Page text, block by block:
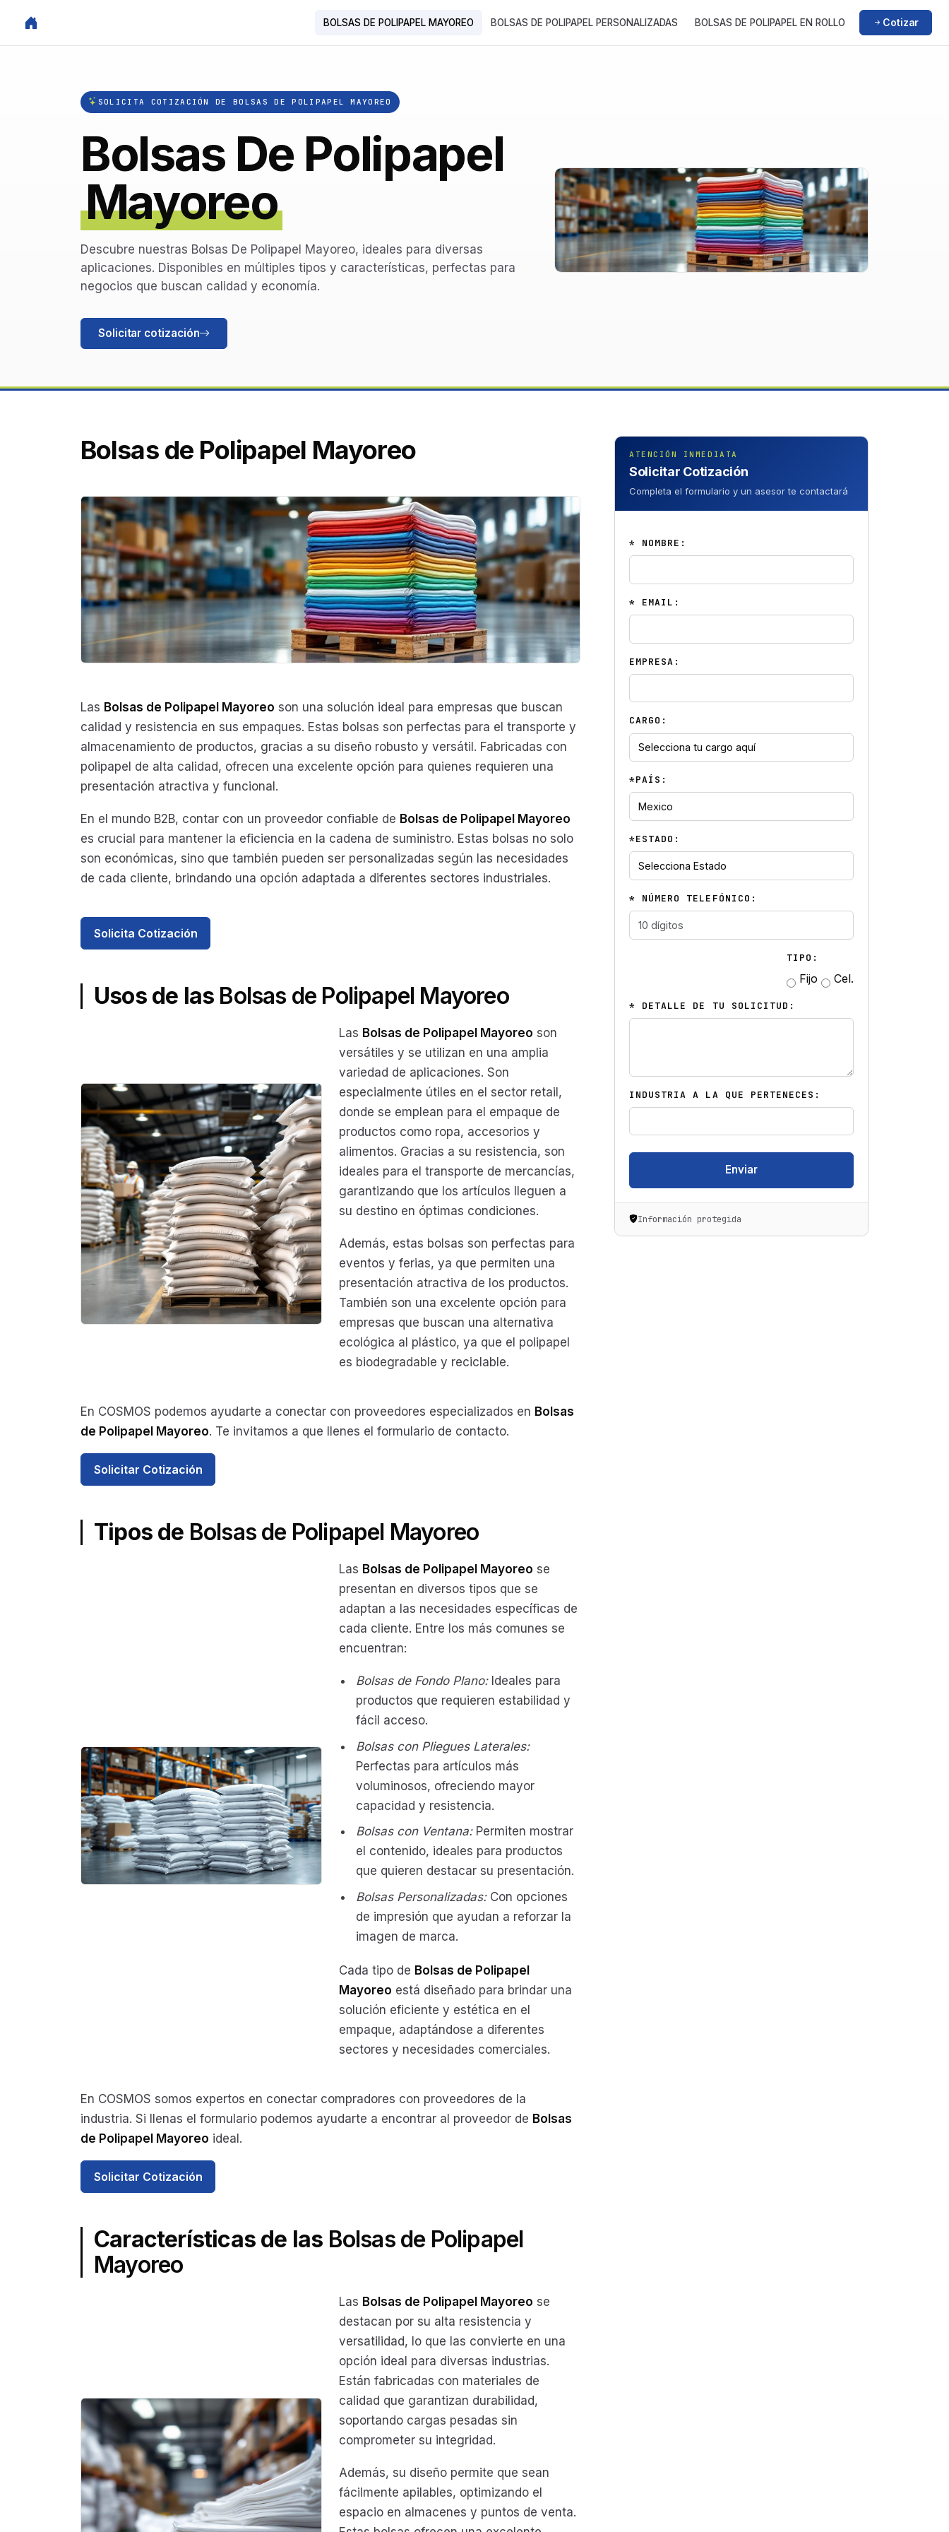
BOLSAS DE POLIPAPEL MAYOREO BOLSAS DE POLIPAPEL PERSONALIZADAS BOLSAS DE POLIPAPEL EN ROLLO Cotizar
SOLICITA COTIZACIÓN DE BOLSAS DE POLIPAPEL MAYOREO
Bolsas De Polipapel
Mayoreo
Descubre nuestras Bolsas De Polipapel Mayoreo, ideales para diversas
aplicaciones. Disponibles en múltiples tipos y características, perfectas para
negocios que buscan calidad y economía.
Solicitar cotización
Bolsas de Polipapel Mayoreo
Las Bolsas de Polipapel Mayoreo son una solución ideal para empresas que buscan
calidad y resistencia en sus empaques. Estas bolsas son perfectas para el transporte y
almacenamiento de productos, gracias a su diseño robusto y versátil. Fabricadas con
polipapel de alta calidad, ofrecen una excelente opción para quienes requieren una
presentación atractiva y funcional.
En el mundo B2B, contar con un proveedor confiable de Bolsas de Polipapel Mayoreo
es crucial para mantener la eficiencia en la cadena de suministro. Estas bolsas no solo
son económicas, sino que también pueden ser personalizadas según las necesidades
de cada cliente, brindando una opción adaptada a diferentes sectores industriales.
Solicita Cotización
Usos de las Bolsas de Polipapel Mayoreo
Las Bolsas de Polipapel Mayoreo son
versátiles y se utilizan en una amplia
variedad de aplicaciones. Son
especialmente útiles en el sector retail,
donde se emplean para el empaque de
productos como ropa, accesorios y
alimentos. Gracias a su resistencia, son
ideales para el transporte de mercancías,
garantizando que los artículos lleguen a
su destino en óptimas condiciones.
Además, estas bolsas son perfectas para
eventos y ferias, ya que permiten una
presentación atractiva de los productos.
También son una excelente opción para
empresas que buscan una alternativa
ecológica al plástico, ya que el polipapel
es biodegradable y reciclable.
En COSMOS podemos ayudarte a conectar con proveedores especializados en Bolsas
de Polipapel Mayoreo. Te invitamos a que llenes el formulario de contacto.
Solicitar Cotización
Tipos de Bolsas de Polipapel Mayoreo
Las Bolsas de Polipapel Mayoreo se
presentan en diversos tipos que se
adaptan a las necesidades específicas de
cada cliente. Entre los más comunes se
encuentran:
Bolsas de Fondo Plano:Ideales para
productos que requieren estabilidad y
fácil acceso.
Bolsas con Pliegues Laterales:
Perfectas para artículos más
voluminosos, ofreciendo mayor
capacidad y resistencia.
Bolsas con Ventana:Permiten mostrar
el contenido, ideales para productos
que quieren destacar su presentación.
Bolsas Personalizadas:Con opciones
de impresión que ayudan a reforzar la
imagen de marca.
Cada tipo de Bolsas de Polipapel
Mayoreo está diseñado para brindar una
solución eficiente y estética en el
empaque, adaptándose a diferentes
sectores y necesidades comerciales.
En COSMOS somos expertos en conectar compradores con proveedores de la
industria. Si llenas el formulario podemos ayudarte a encontrar al proveedor de Bolsas
de Polipapel Mayoreo ideal.
Solicitar Cotización
Características de las Bolsas de Polipapel
Mayoreo
Las Bolsas de Polipapel Mayoreo se
destacan por su alta resistencia y
versatilidad, lo que las convierte en una
opción ideal para diversas industrias.
Están fabricadas con materiales de
calidad que garantizan durabilidad,
soportando cargas pesadas sin
comprometer su integridad.
Además, su diseño permite que sean
fácilmente apilables, optimizando el
espacio en almacenes y puntos de venta.
ATENCIÓN INMEDIATA
Solicitar Cotización
Completa el formulario y un asesor te contactará
* NOMBRE:
* EMAIL:
EMPRESA:
CARGO:
*PAÍS:
*ESTADO:
* NÚMERO TELEFÓNICO:
TIPO:
Fijo Cel.
* DETALLE DE TU SOLICITUD:
INDUSTRIA A LA QUE PERTENECES:
Enviar
Información protegida